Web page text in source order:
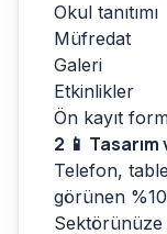
Okul tanıtımı
Müfredat
Galeri
Etkinlikler
Ön kayıt
2 📱
Telefon,
görünen
Sektörünüze